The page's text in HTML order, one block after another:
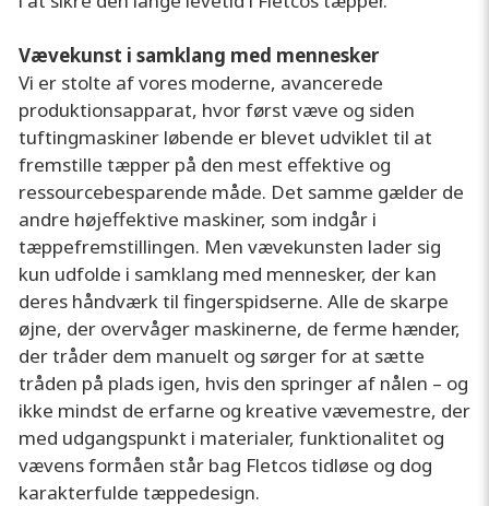
Vævekunst i samklang med mennesker
Vi er stolte af vores moderne, avancerede
produktionsapparat, hvor først væve og siden
tuftingmaskiner løbende er blevet udviklet til at
fremstille tæpper på den mest effektive og
ressourcebesparende måde. Det samme gælder de
andre højeffektive maskiner, som indgår i
tæppefremstillingen. Men vævekunsten lader sig
kun udfolde i samklang med mennesker, der kan
deres håndværk til fingerspidserne. Alle de skarpe
øjne, der overvåger maskinerne, de ferme hænder,
der tråder dem manuelt og sørger for at sætte
tråden på plads igen, hvis den springer af nålen – og
ikke mindst de erfarne og kreative vævemestre, der
med udgangspunkt i materialer, funktionalitet og
vævens formåen står bag Fletcos tidløse og dog
karakterfulde tæppedesign.